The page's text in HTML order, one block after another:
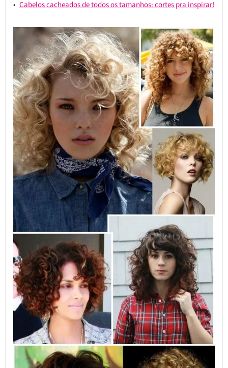
Cabelos cacheados de todos os tamanhos: cortes pra inspirar!